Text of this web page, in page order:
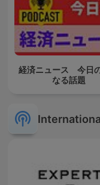
経済ニュース 今日
なる話題